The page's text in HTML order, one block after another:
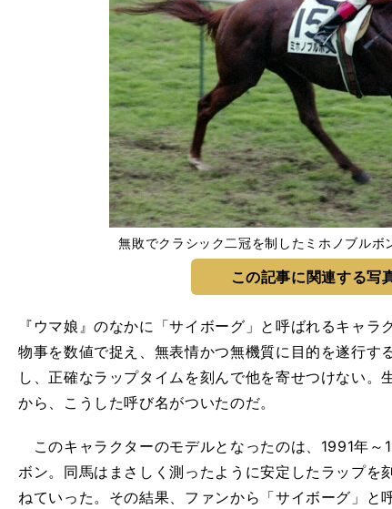
無敗でクラシック二冠を制したミホノブル
この記事に関連する写
『ウマ娘』のなかに「サイボーグ」と呼ばれるキャ
物事を数値で捉え、無表情かつ無機質に目的を遂行す
し、正確なラップタイムを刻んで他を寄せつけない。
から、こうした呼び名がついたのだ。
このキャラクターのモデルとなったのは、1991年
ボン。同馬はまさしく測ったように安定したラップを
ねていった。その結果、ファンから「サイボーグ」と